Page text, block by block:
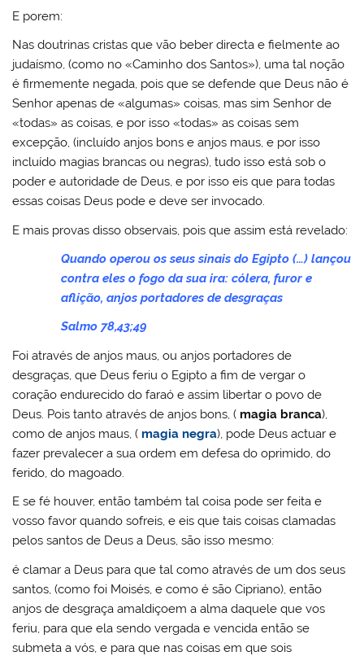
E porem:
Nas doutrinas cristas que vão beber directa e fielmente ao
judaísmo, (como no «Caminho dos Santos»), uma tal noção
é firmemente negada, pois que se defende que Deus não é
Senhor apenas de «algumas» coisas, mas sim Senhor de
«todas» as coisas, e por isso «todas» as coisas sem
excepção, (incluído anjos bons e anjos maus, e por isso
incluído magias brancas ou negras), tudo isso está sob o
poder e autoridade de Deus, e por isso eis que para todas
essas coisas Deus pode e deve ser invocado.
E mais provas disso observais, pois que assim está revelado:
Quando operou os seus sinais do Egipto (…) lançou
contra eles o fogo da sua ira: cólera, furor e
aflição, anjos portadores de desgraças
Salmo 78,43;49
Foi através de anjos maus, ou anjos portadores de
desgraças, que Deus feriu o Egipto a fim de vergar o
coração endurecido do faraó e assim libertar o povo de
Deus. Pois tanto através de anjos bons, ( magia branca),
como de anjos maus, ( magia negra), pode Deus actuar e
fazer prevalecer a sua ordem em defesa do oprimido, do
ferido, do magoado.
E se fé houver, então também tal coisa pode ser feita e
vosso favor quando sofreis, e eis que tais coisas clamadas
pelos santos de Deus a Deus, são isso mesmo:
é clamar a Deus para que tal como através de um dos seus
santos, (como foi Moisés, e como é são Cipriano), então
anjos de desgraça amaldiçoem a alma daquele que vos
feriu, para que ela sendo vergada e vencida então se
submeta a vós, e para que nas coisas em que sois